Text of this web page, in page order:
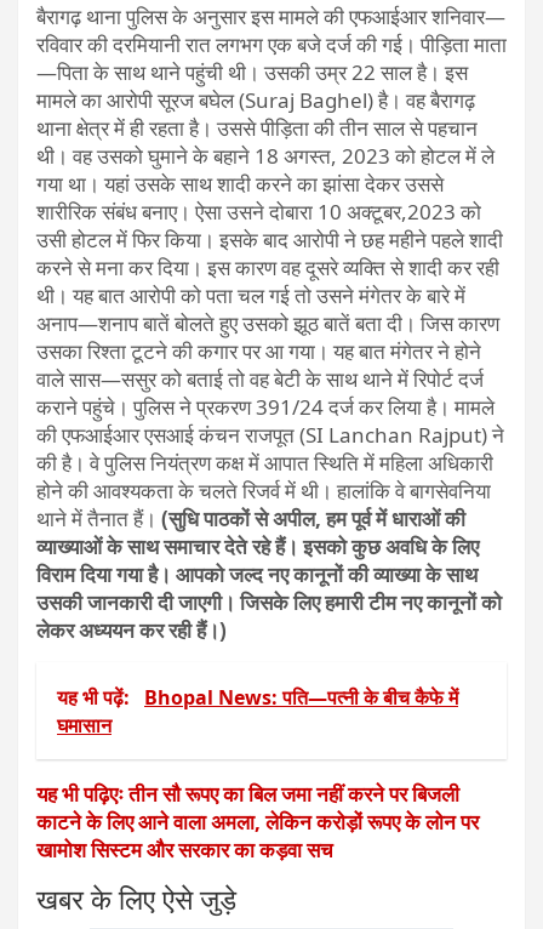
बैरागढ़ थाना पुलिस के अनुसार इस मामले की एफआईआर शनिवार—
रविवार की दरमियानी रात लगभग एक बजे दर्ज की गई। पीड़िता माता
—पिता के साथ थाने पहुंची थी। उसकी उम्र 22 साल है। इस
मामले का आरोपी सूरज बघेल (Suraj Baghel) है। वह बैरागढ़
थाना क्षेत्र में ही रहता है। उससे पीड़िता की तीन साल से पहचान
थी। वह उसको घुमाने के बहाने 18 अगस्त, 2023 को होटल में ले
गया था। यहां उसके साथ शादी करने का झांसा देकर उससे
शारीरिक संबंध बनाए। ऐसा उसने दोबारा 10 अक्टूबर,2023 को
उसी होटल में फिर किया। इसके बाद आरोपी ने छह महीने पहले शादी
करने से मना कर दिया। इस कारण वह दूसरे व्यक्ति से शादी कर रही
थी। यह बात आरोपी को पता चल गई तो उसने मंगेतर के बारे में
अनाप—शनाप बातें बोलते हुए उसको झूठ बातें बता दी। जिस कारण
उसका रिश्ता टूटने की कगार पर आ गया। यह बात मंगेतर ने होने
वाले सास—ससुर को बताई तो वह बेटी के साथ थाने में रिपोर्ट दर्ज
कराने पहुंचे। पुलिस ने प्रकरण 391/24 दर्ज कर लिया है। मामले
की एफआईआर एसआई कंचन राजपूत (SI Lanchan Rajput) ने
की है। वे पुलिस नियंत्रण कक्ष में आपात स्थि​ति में महिला अधिकारी
होने की आवश्यकता के चलते रिजर्व में थी। हालांकि वे बागसेवनिया
थाने में तैनात हैं। (सुधि पाठकों से अपील, हम पूर्व में धाराओं की
व्याख्याओं के साथ समाचार देते रहे हैं। इसको कुछ अवधि के लिए
विराम दिया गया है। आपको जल्द नए कानूनों की व्याख्या के साथ
उसकी जानकारी दी जाएगी। जिसके लिए हमारी टीम नए कानूनों को
लेकर अध्ययन कर रही हैं।)
यह भी पढ़ें:
Bhopal News: पति—पत्नी के बीच कैफे में
घमासान
यह भी पढ़िएः तीन सौ रूपए का बिल जमा नहीं करने पर बिजली
काटने के लिए आने वाला अमला, लेकिन करोड़ों रूपए के लोन पर
खामोश सिस्टम और सरकार का कड़वा सच
खबर के लिए ऐसे जुड़े